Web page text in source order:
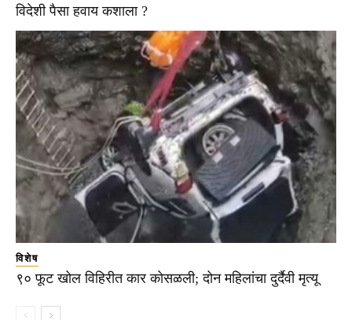
विदेशी पैसा हवाय कशाला ?
विशेष
९० फूट खोल विहिरीत कार कोसळली; दोन महिलांचा दुर्दैवी मृत्यू